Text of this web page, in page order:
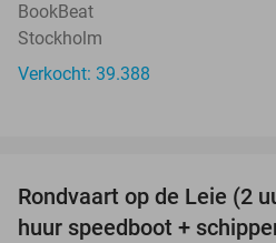
BookBeat
Stockholm
Verkocht: 39.388
Rondvaart op de Leie (2
huur speedboot +